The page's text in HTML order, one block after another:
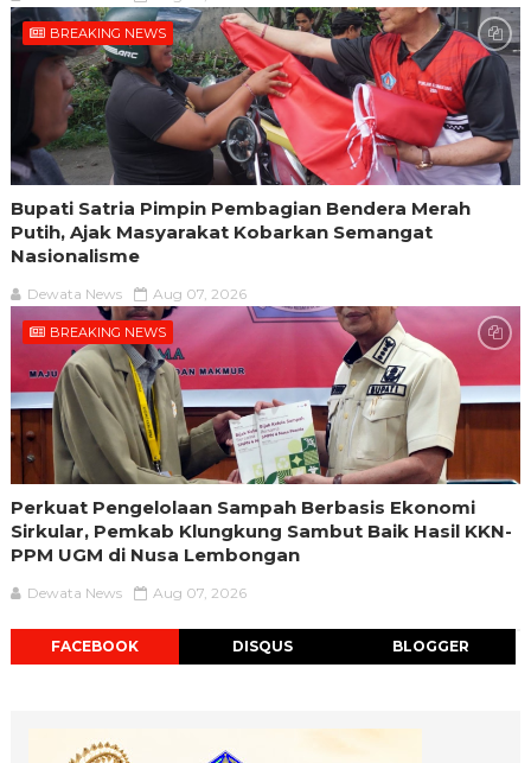
BREAKING NEWS
Bupati Satria Pimpin Pembagian Bendera Merah
Putih, Ajak Masyarakat Kobarkan Semangat
Nasionalisme
Dewata News Aug 07, 2026
BREAKING NEWS
Perkuat Pengelolaan Sampah Berbasis Ekonomi
Sirkular, Pemkab Klungkung Sambut Baik Hasil KKN-
PPM UGM di Nusa Lembongan
Dewata News Aug 07, 2026
FACEBOOK DISQUS BLOGGER